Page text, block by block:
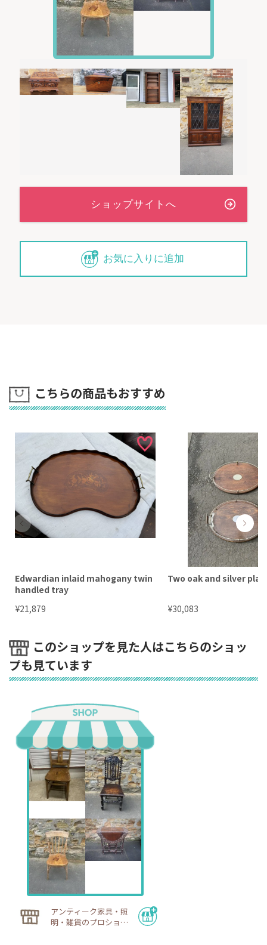
◆送料につきまして
佐川急便「 飛脚宅配便」 140サイズになります。
◆お届けまでの納期につきまして
お届けまでの日数は、「１．当店までのお取り寄せ日
数」＋「２．メンテナンスに必要な日数」＋「３．配送
３．配送による輸送日数
ンスメニューを実施した場合の日数です。
メンテナンス項目が減れば日数も短縮できる場合があ
ります。
ざいます。当店からの返信メールをご確認ください。
返信メールはできるだけ急いでお送りいたしますが、営
がございます。
② お届けまでの納期
「在庫品」の場合
ご入金確認後、最短で翌日には発送が可能ですが、大型
商品の場合は発送状況確認後、別途お知らせいたしま
す。
「入荷中」の場合
輸送状況が海上コンテナ便（２～３ヶ月毎）への積載待
ち（海外倉庫在庫）の場合、最長で８週間ほどお時間を
コンテナ船で海上輸送中の場合は時期、タイミングにも
よりますが、２～５週間ほどお待ちいただきます。
「買付中」の場合
外部在庫品の場合は時期や国際情勢にもよりますが、２
の場合）
「リセール品」の場合
ご注文いただいた後、速やかに当社から売り主様にコン
お待ちいただく場合もございます。
詳しくはご注文後の弊社からお送りします「ご注文請
書」メールをご参照ください。
③ ご注文のキャンセル／ご返品（お届け前）
「現物確認をして購入を最終決定したい」 というお客様
のため、当サイト内では、商品出荷日の前々日以前のご
注文キャンセルは可能となっております。
「在庫品」の場合はご注文後、商品出荷日の前々日まで
に現品をご確認されたい旨、お知らせください。
商品代金を先払いいただいていた場合でも、キャンセル
される場合には商品代金は全額ご返金させていただきま
す。（お振込み手数料等はご負担いただきます。）
「入荷中」および「買付中」の商品につきましても、当
店入荷後、商品出荷日の前々日までに現品をご確認され
たい旨、お知らせください。
お気に入りに追加
こちらの商品もおすすめ
Edwardian inlaid mahogany twin
handled tray
¥21,879
Two oak and silver
¥30,083
このショップを見た人はこちらのショッ
プも見ています
アンティーク家具・照
明・雑貨のプロショッ